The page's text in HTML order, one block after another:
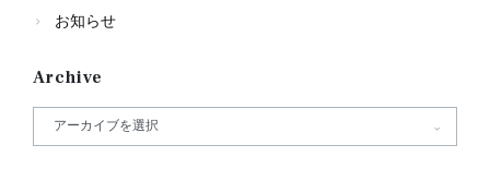
お知らせ
Archive